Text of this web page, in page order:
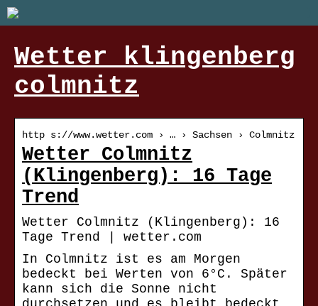
Wetter klingenberg
colmnitz
http s://www.wetter.com › … › Sachsen › Colmnitz
Wetter Colmnitz
(Klingenberg): 16 Tage
Trend
Wetter Colmnitz (Klingenberg): 16
Tage Trend | wetter.com
In Colmnitz ist es am Morgen
bedeckt bei Werten von 6°C. Später
kann sich die Sonne nicht